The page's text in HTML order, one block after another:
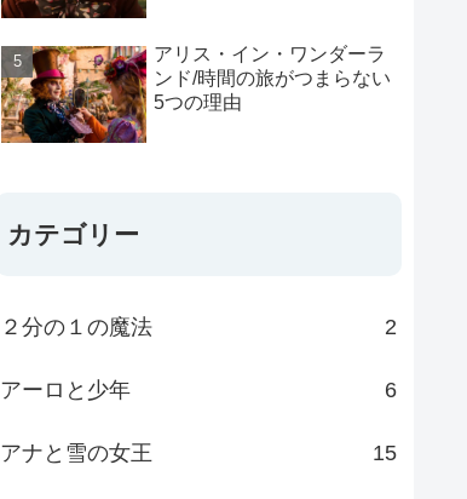
アリス・イン・ワンダーラ
ンド/時間の旅がつまらない
5つの理由
カテゴリー
２分の１の魔法 2
アーロと少年 6
アナと雪の女王 15